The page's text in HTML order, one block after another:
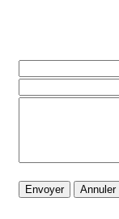
Envoyer Annuler